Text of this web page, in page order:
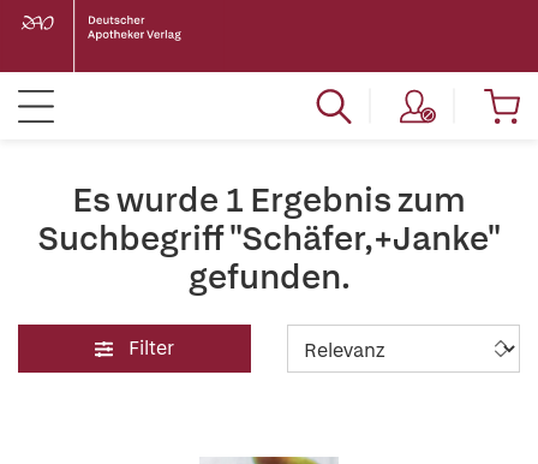
Es wurde 1 Ergebnis zum
Suchbegriff "Schäfer,+Janke"
gefunden.
Filter